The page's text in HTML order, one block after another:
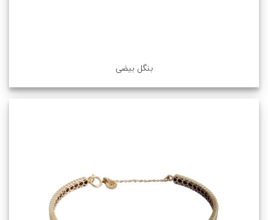
بنگل بیضی